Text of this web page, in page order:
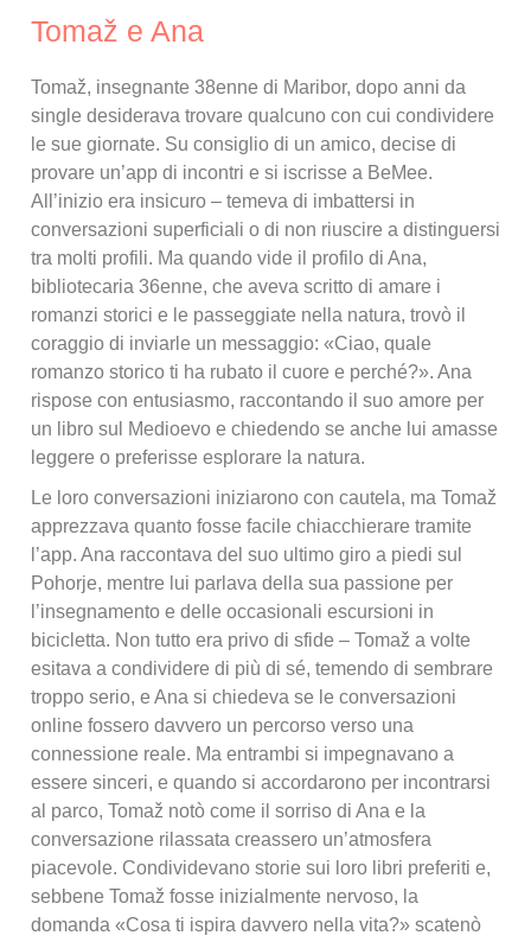
Tomaž e Ana
Tomaž, insegnante 38enne di Maribor, dopo anni da
single desiderava trovare qualcuno con cui condividere
le sue giornate. Su consiglio di un amico, decise di
provare un’app di incontri e si iscrisse a BeMee.
All’inizio era insicuro – temeva di imbattersi in
conversazioni superficiali o di non riuscire a distinguersi
tra molti profili. Ma quando vide il profilo di Ana,
bibliotecaria 36enne, che aveva scritto di amare i
romanzi storici e le passeggiate nella natura, trovò il
coraggio di inviarle un messaggio: «Ciao, quale
romanzo storico ti ha rubato il cuore e perché?». Ana
rispose con entusiasmo, raccontando il suo amore per
un libro sul Medioevo e chiedendo se anche lui amasse
leggere o preferisse esplorare la natura.
Le loro conversazioni iniziarono con cautela, ma Tomaž
apprezzava quanto fosse facile chiacchierare tramite
l’app. Ana raccontava del suo ultimo giro a piedi sul
Pohorje, mentre lui parlava della sua passione per
l’insegnamento e delle occasionali escursioni in
bicicletta. Non tutto era privo di sfide – Tomaž a volte
esitava a condividere di più di sé, temendo di sembrare
troppo serio, e Ana si chiedeva se le conversazioni
online fossero davvero un percorso verso una
connessione reale. Ma entrambi si impegnavano a
essere sinceri, e quando si accordarono per incontrarsi
al parco, Tomaž notò come il sorriso di Ana e la
conversazione rilassata creassero un’atmosfera
piacevole. Condividevano storie sui loro libri preferiti e,
sebbene Tomaž fosse inizialmente nervoso, la
domanda «Cosa ti ispira davvero nella vita?» scatenò